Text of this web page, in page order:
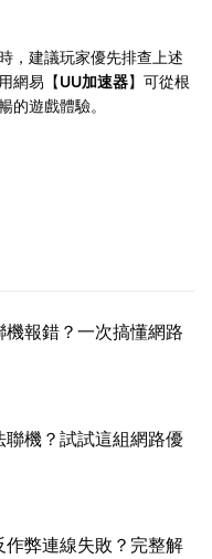
，建議玩家優先排查上述
網易【UU加速器】可從根
的遊戲體驗。
報錯？一次搞懂網路
機？試試這組網路優
弊連線失敗？完整解